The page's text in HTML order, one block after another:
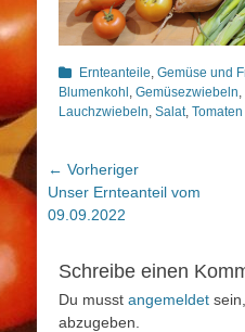
Kategorien
Ernteanteile, Gemüse und
Blumenkohl , Gemüsezwiebeln,
Lauchzwiebeln, Salat, Tomaten
Beitragsnavigation
← Vorheriger
Vorheriger
Beitrag:
Unser Ernteanteil vom
09.09.2022
Schreibe einen
Du musst angemeldet
abzugeben.